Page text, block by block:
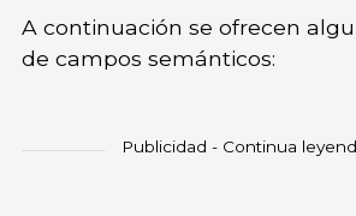
A continuación se ofrecen
de campos semánticos: